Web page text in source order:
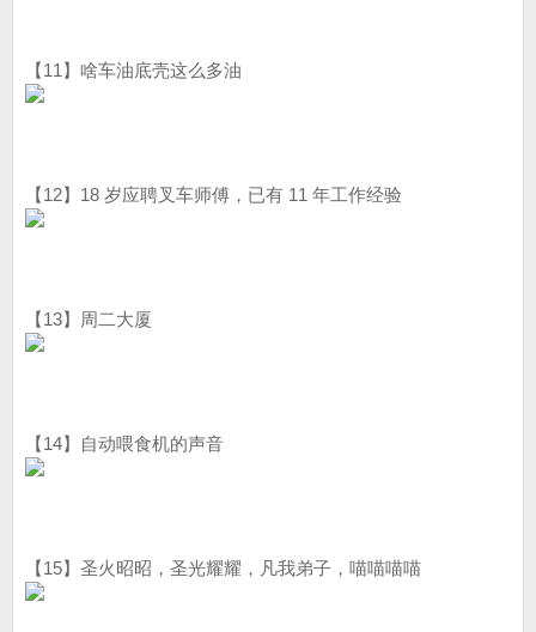
【11】啥车油底壳这么多油
【12】18 岁应聘叉车师傅，已有 11 年工作经验
【13】周二大厦
【14】自动喂食机的声音
【15】圣火昭昭，圣光耀耀，凡我弟子，喵喵喵喵